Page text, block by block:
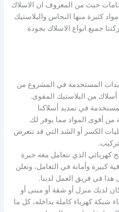
حيث من المعروف ان الاسلاك
كثيرة منها النحاس والبلاستيك
جميع انواع الاسلاك بجودة
المستخدمة في المشروع من
أسلاك من البلاستيك المقوى.
في تمديد أسلاكنا
من أقوى المواد مما يوفر لك
الكسر أو الشد التي قد تتعرض
الذي تتعامل معه خبرة
كبيرة وأمانة في التعامل، وتعلن
هذا في فريق العمل لدينا.
لديك منزل أو شقة أو مبنى أو
شبكة كهرباء كاملة بداخله، كل ما